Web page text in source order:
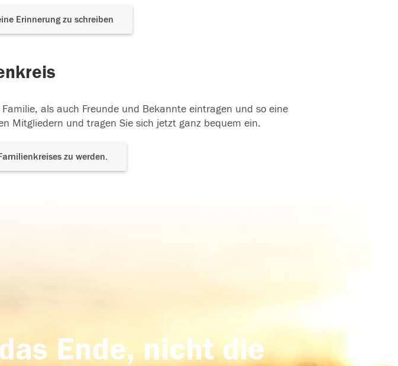
Erinnerung zu schreiben
als auch Freunde und Bekannte eintragen und so eine
Mitgliedern und tragen Sie sich jetzt ganz bequem ein.
zu werden.
Ende, nicht die